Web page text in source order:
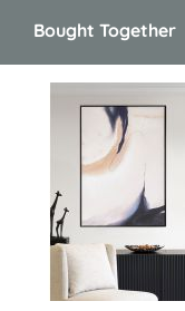
Bought Together